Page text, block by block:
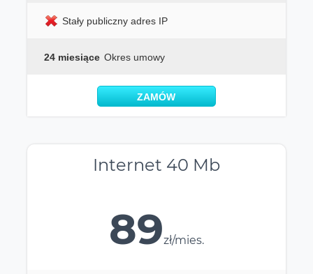
Stały publiczny adres IP
24 miesiące Okres umowy
ZAMÓW
Internet 40 Mb
89zł/mies.